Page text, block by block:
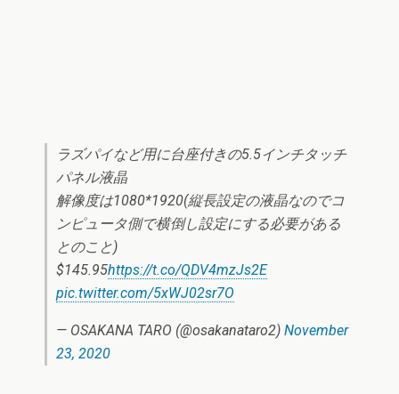
ラズパイなど用に台座付きの5.5インチタッチ
パネル液晶
解像度は1080*1920(縦長設定の液晶なのでコ
ンピュータ側で横倒し設定にする必要がある
とのこと)
$145.95https://t.co/QDV4mzJs2E
pic.twitter.com/5xWJ02sr7O
— OSAKANA TARO (@osakanataro2) November
23, 2020